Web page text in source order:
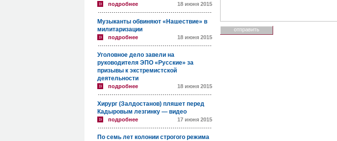
подробнее 18 июня 2015
Музыканты обвиняют «Нашествие» в
милитаризации
подробнее 18 июня 2015
Уголовное дело завели на
руководителя ЭПО «Русские» за
призывы к экстремистской
деятельности
подробнее 18 июня 2015
Хирург (Залдостанов) пляшет перед
Кадыровым лезгинку — видео
подробнее 17 июня 2015
По семь лет колонии строгого режима